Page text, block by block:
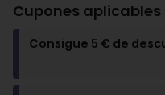
Cupones aplicables
Consigue 5 € de